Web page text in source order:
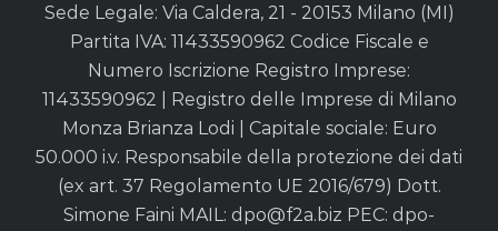
Sede Legale: Via Caldera, 21 - 20153 Milano (MI)
Partita IVA: 11433590962 Codice Fiscale e
Numero Iscrizione Registro Imprese:
11433590962 | Registro delle Imprese di Milano
Monza Brianza Lodi | Capitale sociale: Euro
50.000 i.v. Responsabile della protezione dei dati
(ex art. 37 Regolamento UE 2016/679) Dott.
Simone Faini MAIL: dpo@f2a.biz PEC: dpo-